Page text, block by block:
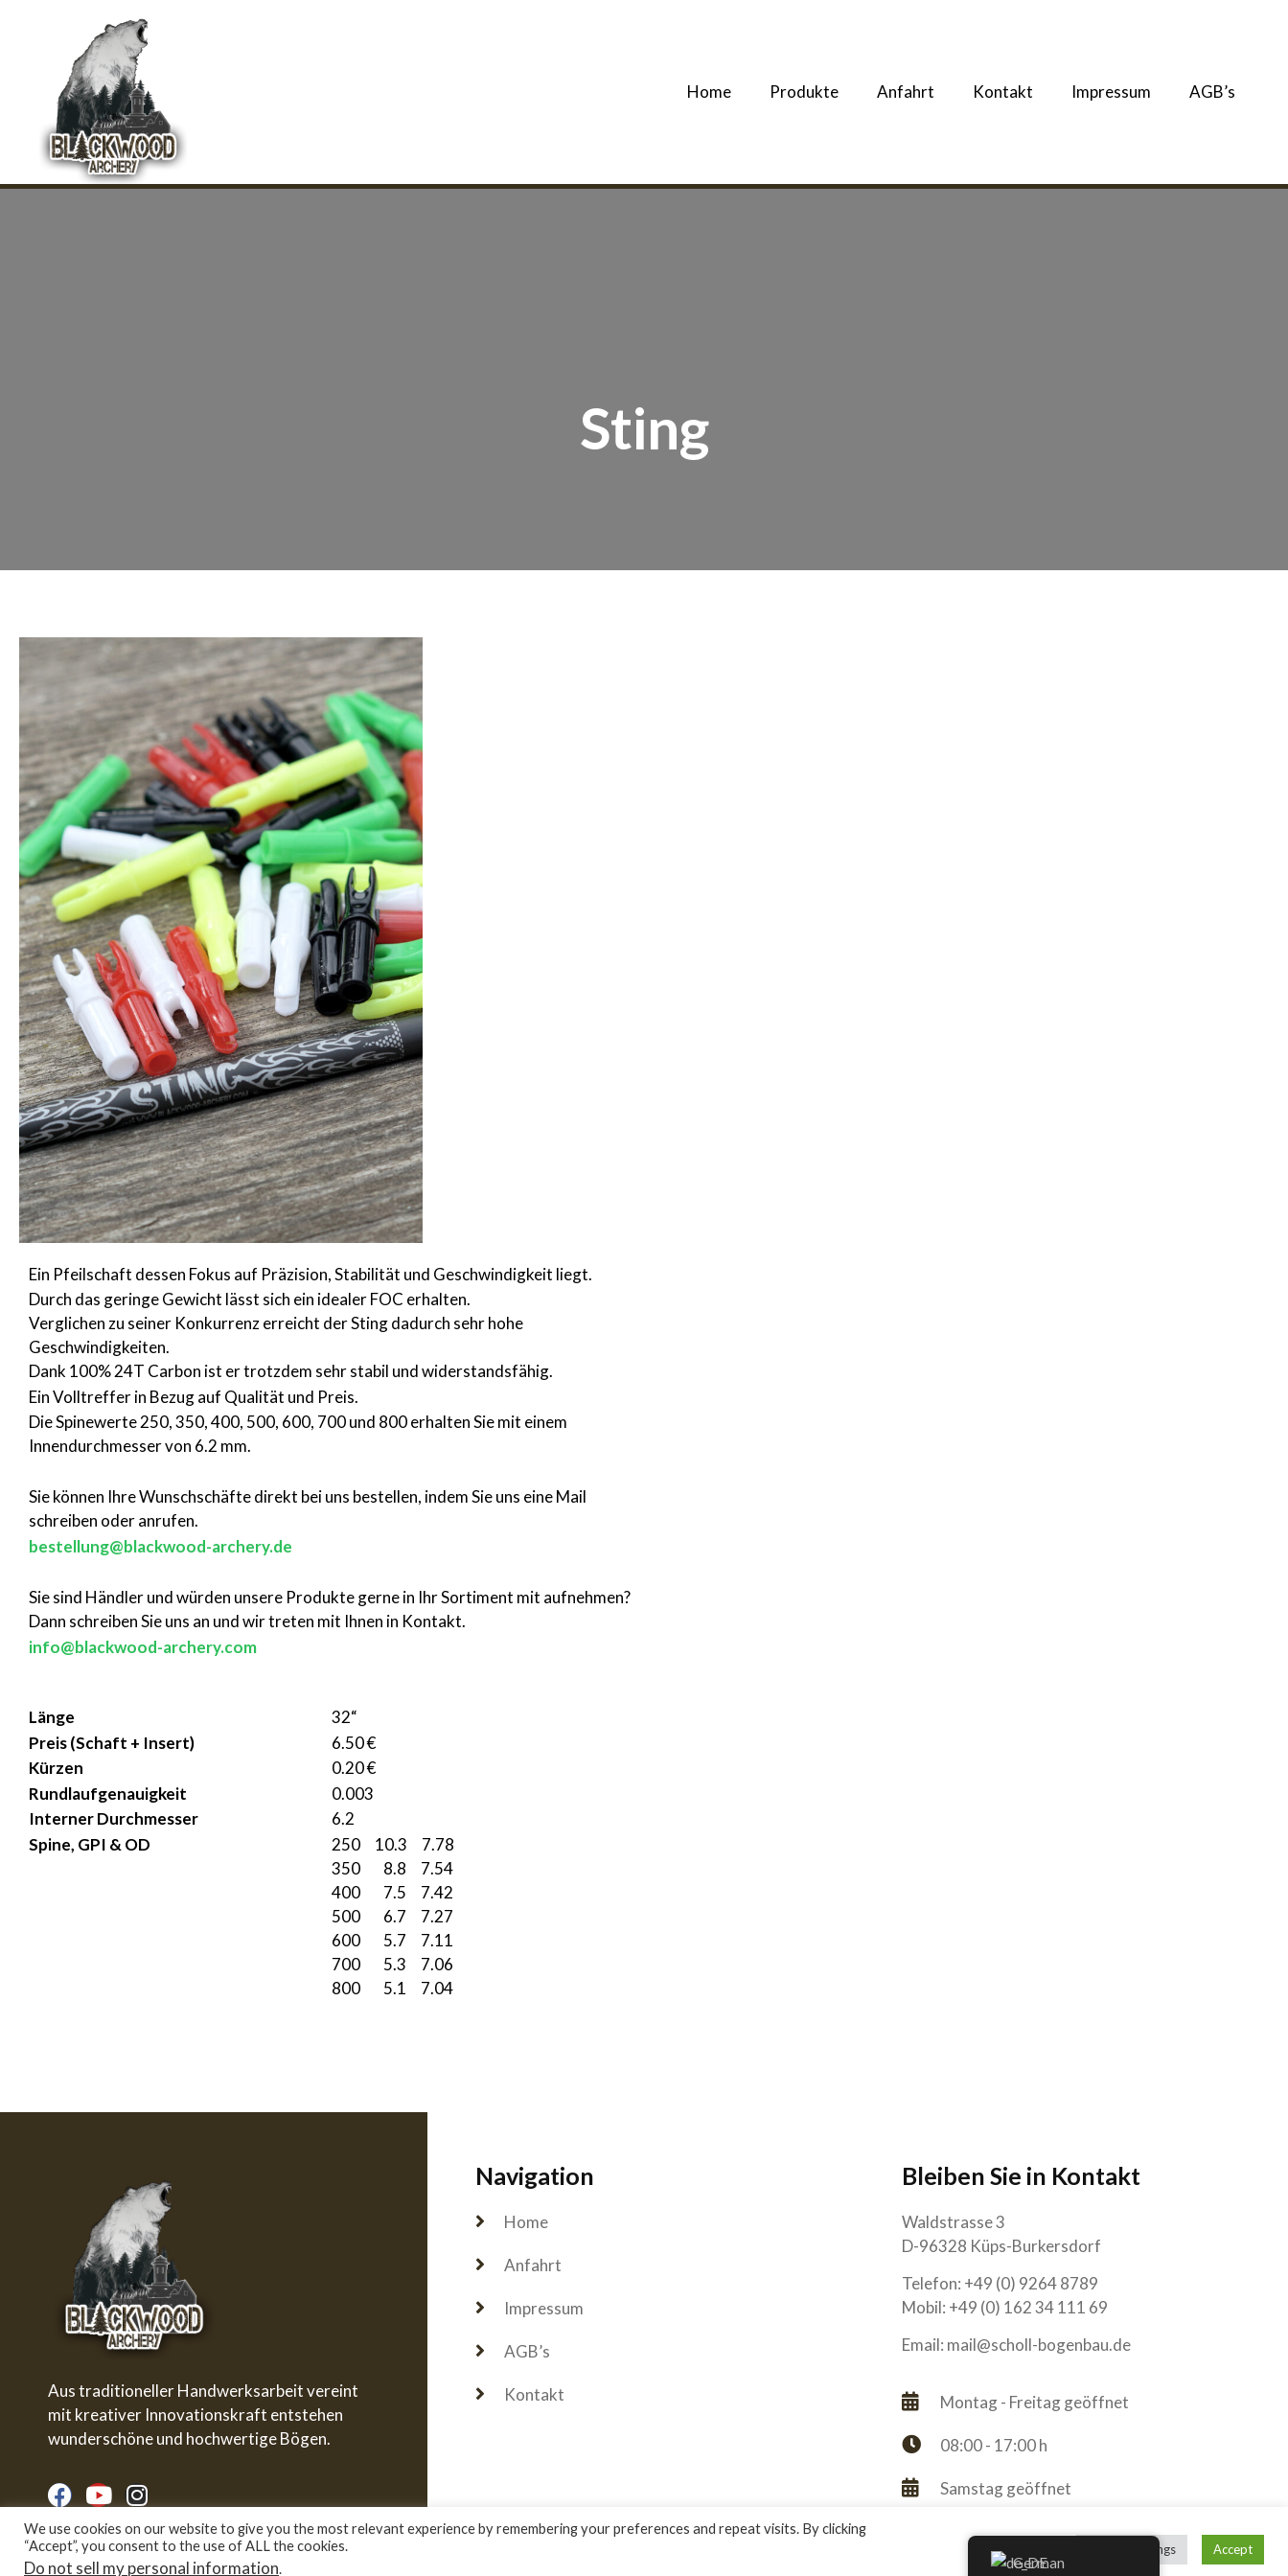
Home Produkte Anfahrt Kontakt Impressum AGB’s
Sting
Ein Pfeilschaft dessen Fokus auf Präzision, Stabilität und Geschwindigkeit liegt.
Durch das geringe Gewicht lässt sich ein idealer FOC erhalten.
Verglichen zu seiner Konkurrenz erreicht der Sting dadurch sehr hohe
Geschwindigkeiten.
Dank 100% 24T Carbon ist er trotzdem sehr stabil und widerstandsfähig.
Ein Volltreffer in Bezug auf Qualität und Preis.
Die Spinewerte ​​250, 350, 400, 500, 600, 700 und 800 erhalten Sie mit einem
Innendurchmesser von 6.2 mm.
Sie können Ihre Wunschschäfte direkt bei uns bestellen, indem Sie uns eine Mail
schreiben oder anrufen.
bestellung@blackwood-archery.de
Sie sind Händler und würden unsere Produkte gerne in Ihr Sortiment mit aufnehmen?
Dann schreiben Sie uns an und wir treten mit Ihnen in Kontakt.
info@blackwood-archery.com
Länge
32“
Preis (Schaft + Insert)
6.50 €
Kürzen
0.20 €
Rundlaufgenauigkeit
0.003
Interner Durchmesser
6.2
Spine, GPI & OD
250 10.3 7.78
350 8.8 7.54
400 7.5 7.42
500 6.7 7.27
600 5.7 7.11
700 5.3 7.06
800 5.1 7.04
Aus traditioneller Handwerksarbeit vereint
mit kreativer Innovationskraft entstehen
wunderschöne und hochwertige Bögen.
Navigation
Home
Anfahrt
Impressum
AGB’s
Kontakt
Bleiben Sie in Kontakt
Waldstrasse 3
D-96328 Küps-Burkersdorf
Telefon: +49 (0) 9264 8789
Mobil: +49 (0) 162 34 111 69
Email: mail@scholl-bogenbau.de
Montag - Freitag geöffnet
08:00 - 17:00 h
Samstag geöffnet
Termine nach telefonischer Vereinbarung
We use cookies on our website to give you the most relevant experience by remembering your preferences and repeat visits. By clicking
“Accept”, you consent to the use of ALL the cookies.
Do not sell my personal information.
Cookie Settings Accept
German